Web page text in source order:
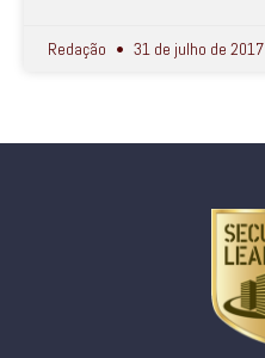
Redação 31 de julho de 2017